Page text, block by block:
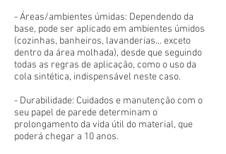
- Áreas/ambientes úmidas: Dependendo da
base, pode ser aplicado em ambientes úmidos
(cozinhas, banheiros, lavanderias... exceto
dentro da área molhada), desde que seguindo
todas as regras de aplicação, como o uso da
cola sintética, indispensável neste caso.
- Durabilidade: Cuidados e manutenção com o
seu papel de parede determinam o
prolongamento da vida útil do material, que
poderá chegar a 10 anos.